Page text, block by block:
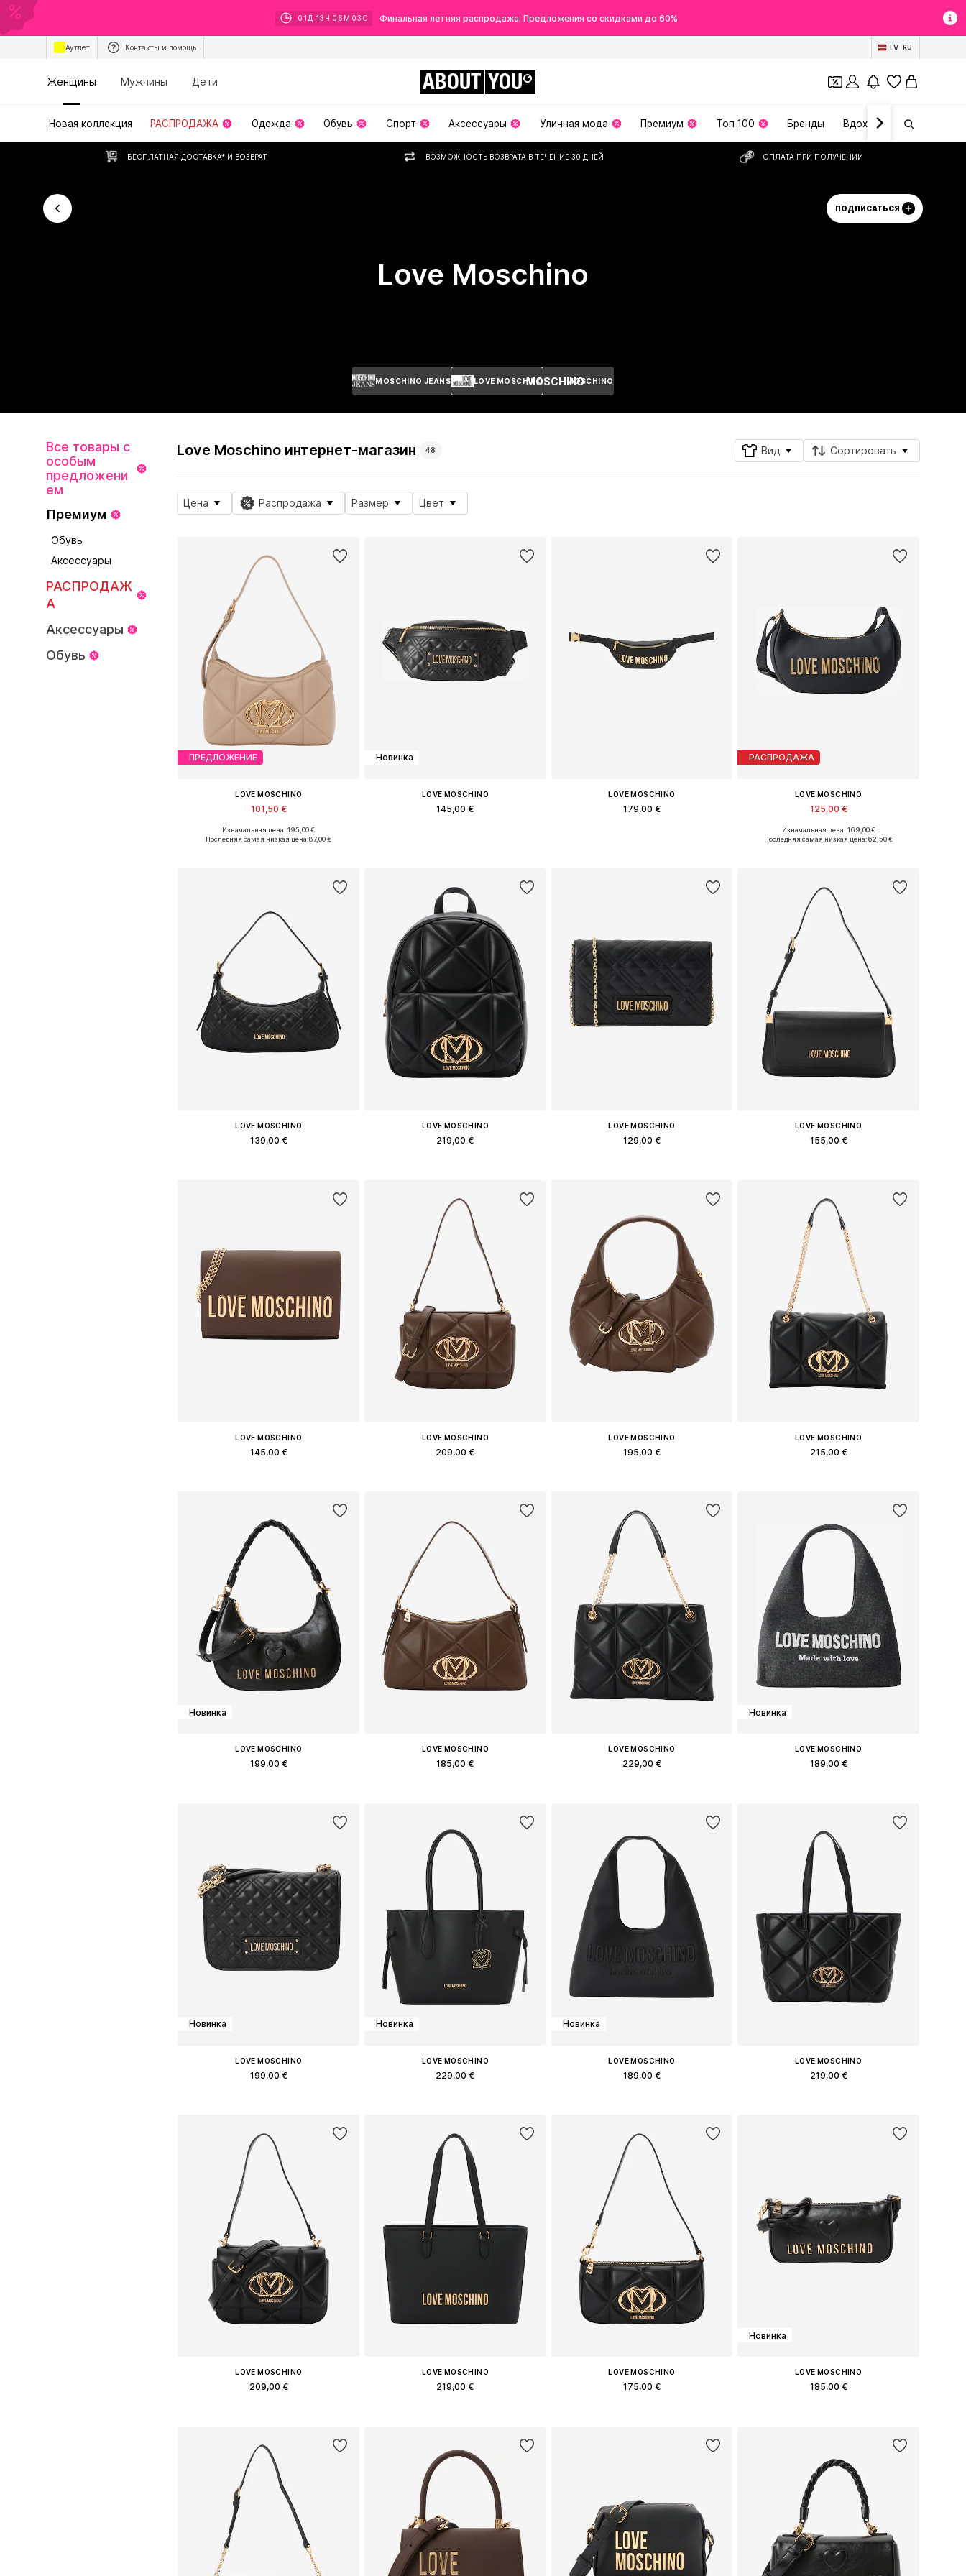
01 Д 13 Ч 06 М 02 С Финальная летняя распродажа: Предложения со скидками до 60%
Аутлет Контакты и помощь LV RU
Женщины Мужчины Дети ABOUT YOU
Новая коллекция РАСПРОДАЖА Одежда Обувь Спорт Аксессуары Уличная мода Премиум Топ 100 Бренды Вдохновение
БЕСПЛАТНАЯ ДОСТАВКА* И ВОЗВРАТ ВОЗМОЖНОСТЬ ВОЗВРАТА В ТЕЧЕНИЕ 30 ДНЕЙ ОПЛАТА ПРИ ПОЛУЧЕНИИ
ПОДПИСАТЬСЯ
Love Moschino
MOSCHINO JEANS LOVE MOSCHINOMOSCHINOMOSCHINO
Все товары с
особым
предложени
ем
Премиум
Обувь
Аксессуары
РАСПРОДАЖ
А
Аксессуары
Обувь
Love Moschino интернет-магазин 48 Вид Сортировать
Цена Распродажа Размер Цвет
ПРЕДЛОЖЕНИЕ
LOVE MOSCHINO
101,50 €
Доступные размеры: One Size
Изначальная цена: 195,00 €
Последняя самая низкая цена:87,00 €
Новинка
LOVE MOSCHINO
145,00 €
LOVE MOSCHINO
179,00 €
РАСПРОДАЖА
LOVE MOSCHINO
125,00 €
Доступные размеры: One Size
Изначальная цена: 169,00 €
Последняя самая низкая цена:62,50 €
LOVE MOSCHINO
139,00 €
LOVE MOSCHINO
219,00 €
LOVE MOSCHINO
129,00 €
LOVE MOSCHINO
155,00 €
LOVE MOSCHINO
145,00 €
LOVE MOSCHINO
209,00 €
LOVE MOSCHINO
195,00 €
LOVE MOSCHINO
215,00 €
Новинка
LOVE MOSCHINO
199,00 €
LOVE MOSCHINO
185,00 €
LOVE MOSCHINO
229,00 €
Новинка
LOVE MOSCHINO
189,00 €
Новинка
LOVE MOSCHINO
199,00 €
Новинка
LOVE MOSCHINO
229,00 €
Новинка
LOVE MOSCHINO
189,00 €
LOVE MOSCHINO
219,00 €
LOVE MOSCHINO
209,00 €
LOVE MOSCHINO
219,00 €
LOVE MOSCHINO
175,00 €
Новинка
LOVE MOSCHINO
185,00 €